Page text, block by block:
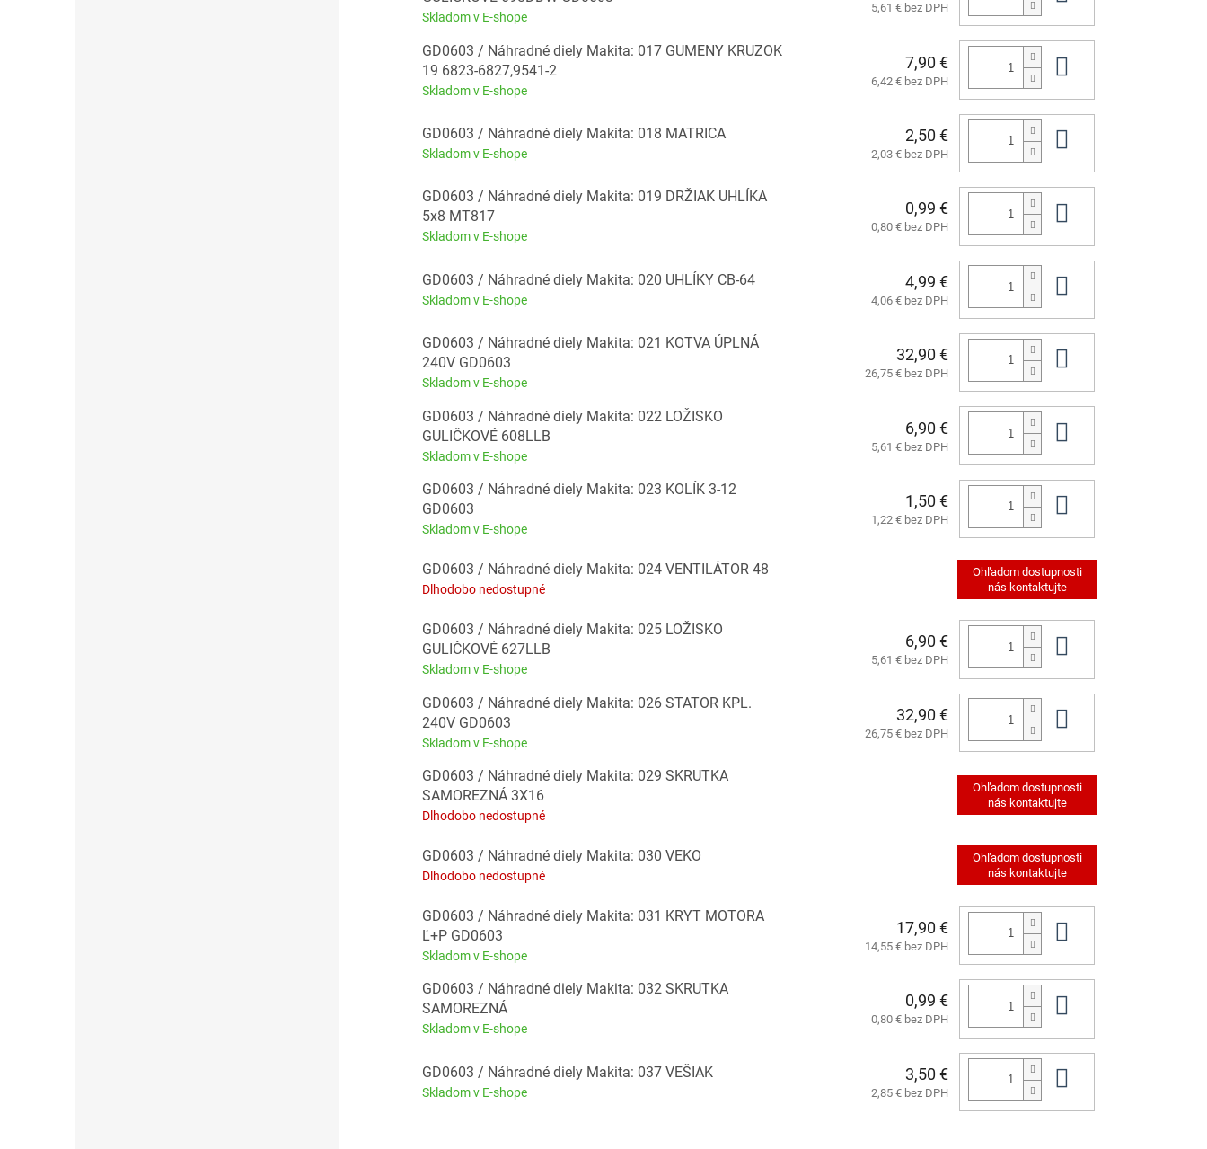
Skladom v E-shope
5,61 € bez DPH
GD0603 / Náhradné diely Makita: 017 GUMENY KRUZOK
19 6823-6827,9541-2
Skladom v E-shope
7,90 €
6,42 € bez DPH
GD0603 / Náhradné diely Makita: 018 MATRICA
Skladom v E-shope
2,50 €
2,03 € bez DPH
GD0603 / Náhradné diely Makita: 019 DRŽIAK UHLÍKA
5x8 MT817
Skladom v E-shope
0,99 €
0,80 € bez DPH
GD0603 / Náhradné diely Makita: 020 UHLÍKY CB-64
Skladom v E-shope
4,99 €
4,06 € bez DPH
GD0603 / Náhradné diely Makita: 021 KOTVA ÚPLNÁ
240V GD0603
Skladom v E-shope
32,90 €
26,75 € bez DPH
GD0603 / Náhradné diely Makita: 022 LOŽISKO
GULIČKOVÉ 608LLB
Skladom v E-shope
6,90 €
5,61 € bez DPH
GD0603 / Náhradné diely Makita: 023 KOLÍK 3-12
GD0603
Skladom v E-shope
1,50 €
1,22 € bez DPH
GD0603 / Náhradné diely Makita: 024 VENTILÁTOR 48
Dlhodobo nedostupné
GD0603 / Náhradné diely Makita: 025 LOŽISKO
GULIČKOVÉ 627LLB
Skladom v E-shope
6,90 €
5,61 € bez DPH
GD0603 / Náhradné diely Makita: 026 STATOR KPL.
240V GD0603
Skladom v E-shope
32,90 €
26,75 € bez DPH
GD0603 / Náhradné diely Makita: 029 SKRUTKA
SAMOREZNÁ 3X16
Dlhodobo nedostupné
GD0603 / Náhradné diely Makita: 030 VEKO
Dlhodobo nedostupné
GD0603 / Náhradné diely Makita: 031 KRYT MOTORA
Ľ+P GD0603
Skladom v E-shope
17,90 €
14,55 € bez DPH
GD0603 / Náhradné diely Makita: 032 SKRUTKA
SAMOREZNÁ
Skladom v E-shope
0,99 €
0,80 € bez DPH
GD0603 / Náhradné diely Makita: 037 VEŠIAK
Skladom v E-shope
3,50 €
2,85 € bez DPH